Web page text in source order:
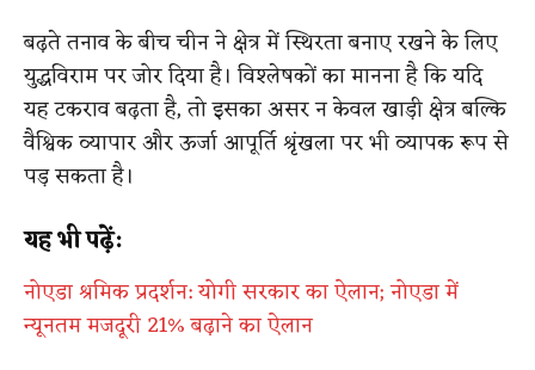
बढ़ते तनाव के बीच चीन ने क्षेत्र में स्थिरता बनाए रखने के लिए
युद्धविराम पर जोर दिया है। विश्लेषकों का मानना है कि यदि
यह टकराव बढ़ता है, तो इसका असर न केवल खाड़ी क्षेत्र बल्कि
वैश्विक व्यापार और ऊर्जा आपूर्ति श्रृंखला पर भी व्यापक रूप से
पड़ सकता है।
यह भी पढ़ें:
नोएडा श्रमिक प्रदर्शन: योगी सरकार का ऐलान; नोएडा में
न्यूनतम मजदूरी 21% बढ़ाने का ऐलान